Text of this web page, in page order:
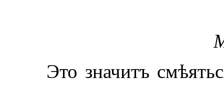
Это значитъ